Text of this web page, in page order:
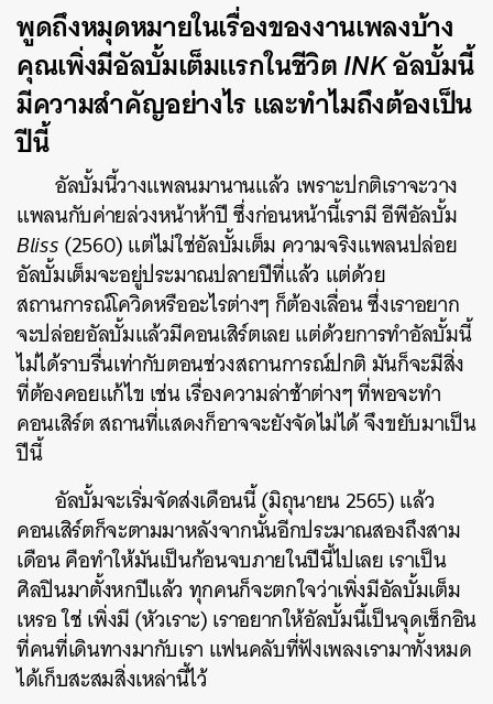
พูดถึงหมุดหมายในเรื่องของงานเพลงบ้าง
คุณเพิ่งมีอัลบั้มเต็มแรกในชีวิตINKอัลบั้มนี้
มีความสำคัญอย่างไร และทำไมถึงต้องเป็น
ปีนี้
อัลบั้มนี้วางแพลนมานานแล้ว เพราะปกติเราจะวาง
แพลนกับค่ายล่วงหน้าห้าปี ซึ่งก่อนหน้านี้เรามี อีพีอัลบั้ม
Bliss(2560) แต่ไม่ใช่อัลบั้มเต็ม ความจริงแพลนปล่อย
อัลบั้มเต็มจะอยู่ประมาณปลายปีที่แล้ว แต่ด้วย
สถานการณ์โควิดหรืออะไรต่างๆ ก็ต้องเลื่อน ซึ่งเราอยาก
จะปล่อยอัลบั้มแล้วมีคอนเสิร์ตเลย แต่ด้วยการทำอัลบั้มนี้
ไม่ได้ราบรื่นเท่ากับตอนช่วงสถานการณ์ปกติ มันก็จะมีสิ่ง
ที่ต้องคอยแก้ไข เช่น เรื่องความล่าช้าต่างๆ ที่พอจะทำ
คอนเสิร์ต สถานที่แสดงก็อาจจะยังจัดไม่ได้ จึงขยับมาเป็น
ปีนี้
อัลบั้มจะเริ่มจัดส่งเดือนนี้ (มิถุนายน 2565) แล้ว
คอนเสิร์ตก็จะตามมาหลังจากนั้นอีกประมาณสองถึงสาม
เดือน คือทำให้มันเป็นก้อนจบภายในปีนี้ไปเลย เราเป็น
ศิลปินมาตั้งหกปีแล้ว ทุกคนก็จะตกใจว่าเพิ่งมีอัลบั้มเต็ม
เหรอ ใช่ เพิ่งมี (หัวเราะ) เราอยากให้อัลบั้มนี้เป็นจุดเช็กอิน
ที่คนที่เดินทางมากับเรา แฟนคลับที่ฟังเพลงเรามาทั้งหมด
ได้เก็บสะสมสิ่งเหล่านี้ไว้